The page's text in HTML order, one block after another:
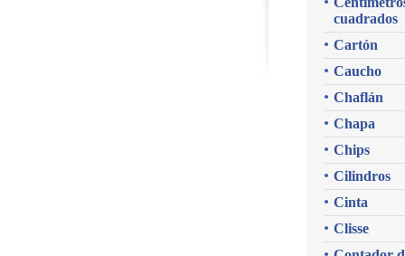
cuadrados
Cartón
Caucho
Chaflán
Chapa
Chips
Cilindros
Cinta
Clisse